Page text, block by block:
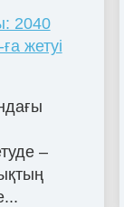
2040
жетуі
–